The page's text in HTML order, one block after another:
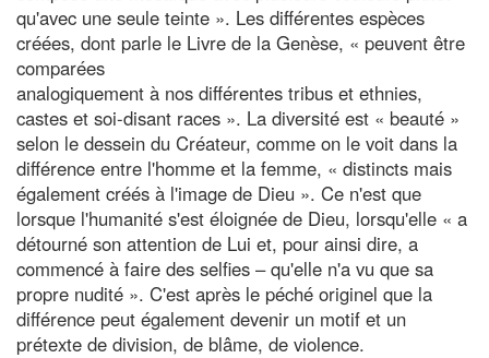
qu'avec une seule teinte ». Les différentes espèces
créées, dont parle le Livre de la Genèse, « peuvent être
comparées
analogiquement à nos différentes tribus et ethnies,
castes et soi-disant races ». La diversité est « beauté »
selon le dessein du Créateur, comme on le voit dans la
différence entre l'homme et la femme, « distincts mais
également créés à l'image de Dieu ». Ce n'est que
lorsque l'humanité s'est éloignée de Dieu, lorsqu'elle « a
détourné son attention de Lui et, pour ainsi dire, a
commencé à faire des selfies – qu'elle n'a vu que sa
propre nudité ». C'est après le péché originel que la
différence peut également devenir un motif et un
prétexte de division, de blâme, de violence.